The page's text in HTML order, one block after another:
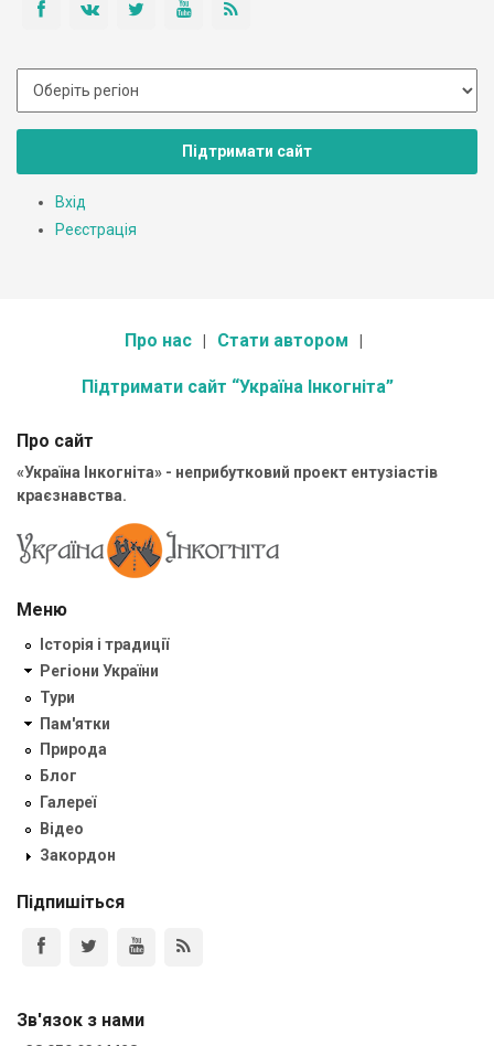
Підтримати сайт
Вхід
Реєстрація
Про нас Стати автором
Підтримати сайт “Україна Інкогніта”
Про сайт
«Україна Інкогніта» - неприбутковий проект ентузіастів
краєзнавства.
Меню
Історія і традиції
Регіони України
Тури
Пам'ятки
Природа
Блог
Галереї
Відео
Закордон
Підпишіться
Зв'язок з нами